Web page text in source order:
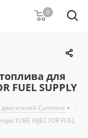
0
для
FUEL SUPPLY
Cummins
-
TUBE INJECTOR FUEL